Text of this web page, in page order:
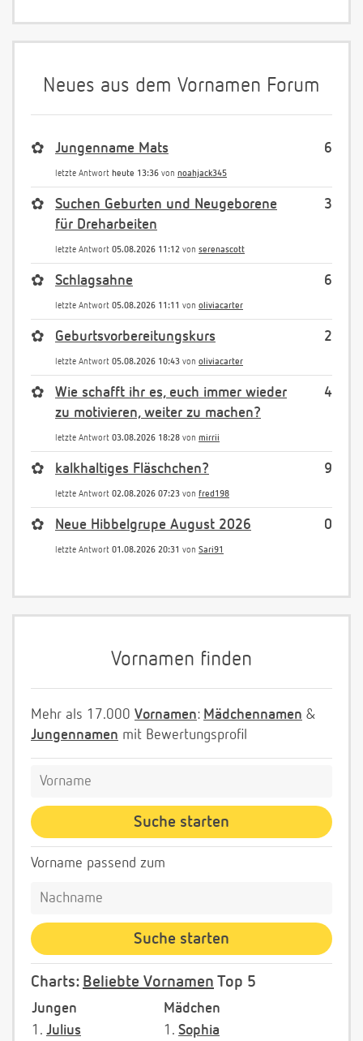
Neues aus dem Vornamen Forum
6
✿ Jungenname Mats
letzte Antwort heute 13:36 von noahjack345
3
✿
Suchen Geburten und Neugeborene
für Dreharbeiten
letzte Antwort 05.08.2026 11:12 von serenascott
6
✿ Schlagsahne
letzte Antwort 05.08.2026 11:11 von oliviacarter
2
✿ Geburtsvorbereitungskurs
letzte Antwort 05.08.2026 10:43 von oliviacarter
4
✿
Wie schafft ihr es, euch immer wieder
zu motivieren, weiter zu machen?
letzte Antwort 03.08.2026 18:28 von mirrii
9
✿ kalkhaltiges Fläschchen?
letzte Antwort 02.08.2026 07:23 von fred198
0
✿ Neue Hibbelgrupe August 2026
letzte Antwort 01.08.2026 20:31 von Sari91
Vornamen finden
Mehr als 17.000 Vornamen: Mädchennamen &
Jungennamen mit Bewertungsprofil
Vorname passend zum
Charts: Beliebte Vornamen Top 5
Jungen
Mädchen
1. Julius 1. Sophia